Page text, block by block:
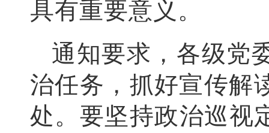
具有重要意义。
通知要求，各级党
治任务，抓好宣传解
处。要坚持政治巡视